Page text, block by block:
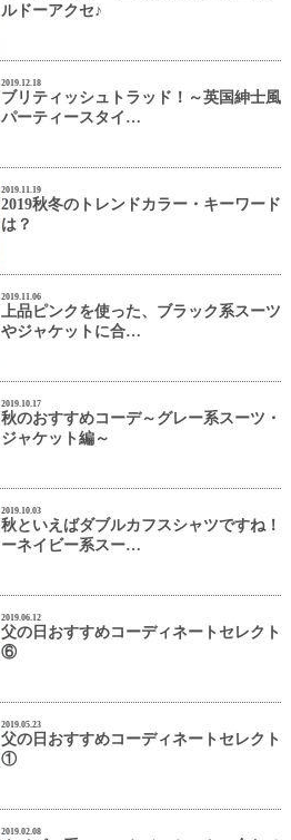
ルドーアクセ♪
2019.12.18
ブリティッシュトラッド！～英国紳士風
パーティースタイ…
2019.11.19
2019秋冬のトレンドカラー・キーワード
は？
2019.11.06
上品ピンクを使った、ブラック系スーツ
やジャケットに合…
2019.10.17
秋のおすすめコーデ～グレー系スーツ・
ジャケット編～
2019.10.03
秋といえばダブルカフスシャツですね！
ーネイビー系スー…
2019.06.12
父の日おすすめコーディネートセレクト
⑥
2019.05.23
父の日おすすめコーディネートセレクト
①
2019.02.08